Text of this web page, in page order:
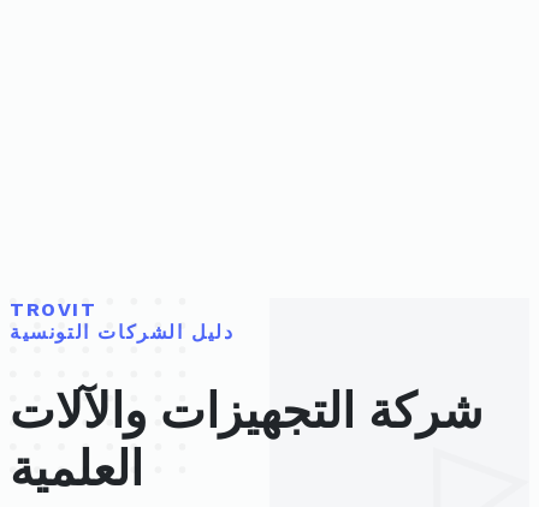
TROVIT
دليل الشركات التونسية
شركة التجهيزات والآلات
العلمية